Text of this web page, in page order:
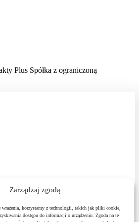
Zarządzaj zgodą
wrażenia, korzystamy z technologii, takich jak pliki cookie,
dostępu do informacji o urządzeniu. Zgoda na te
Plus Spółka z ograniczoną